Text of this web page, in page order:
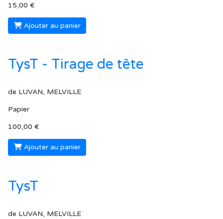
15,00 €
Ajouter au panier
TysT - Tirage de tête
de LUVAN, MELVILLE
Papier
100,00 €
Ajouter au panier
TysT
de LUVAN, MELVILLE